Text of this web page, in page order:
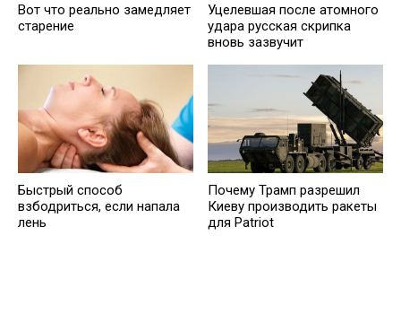
Вот что реально замедляет
старение
Уцелевшая после атомного
удара русская скрипка
вновь зазвучит
Быстрый способ
взбодриться, если напала
лень
Почему Трамп разрешил
Киеву производить ракеты
для Patriot